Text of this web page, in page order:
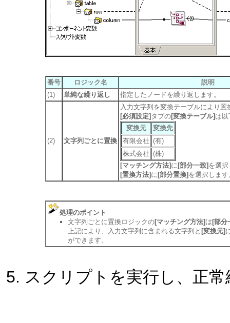
番号 ロジック名
説明
(1)
単純な繰り返し 指定したノードを繰り返します。
(2) 文字列ごとに置換
入力文字列を変換テーブルにより置
[必須設定] タブの[変換テーブル] は
変換元
変換先
有限会社 (有)
株式会社 (株)
[マッチング方法] に [部分一致] を選
[置換方法] に [部分置換] を選択します
処理のポイント
文字列ごとに置換ロジックの[マッチング方法] は [部分
上記により、入力文字列に含まれる文字列と [変換元]
ができます。
スクリプトを実行し、正